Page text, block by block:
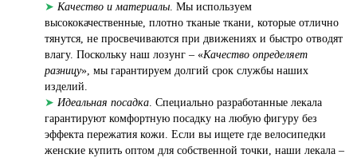
➤ Качество и материалы. Мы используем
высококачественные, плотно тканые ткани, которые отлично
тянутся, не просвечиваются при движениях и быстро отводят
влагу. Поскольку наш лозунг – «Качество определяет
разницу», мы гарантируем долгий срок службы наших
изделий.
➤ Идеальная посадка. Специально разработанные лекала
гарантируют комфортную посадку на любую фигуру без
эффекта пережатия кожи. Если вы ищете где велосипедки
женские купить оптом для собственной точки, наши лекала –